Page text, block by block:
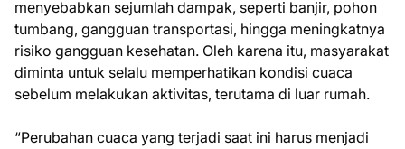
menyebabkan sejumlah dampak, seperti banjir, pohon
tumbang, gangguan transportasi, hingga meningkatnya
risiko gangguan kesehatan. Oleh karena itu, masyarakat
diminta untuk selalu memperhatikan kondisi cuaca
sebelum melakukan aktivitas, terutama di luar rumah.
“Perubahan cuaca yang terjadi saat ini harus menjadi